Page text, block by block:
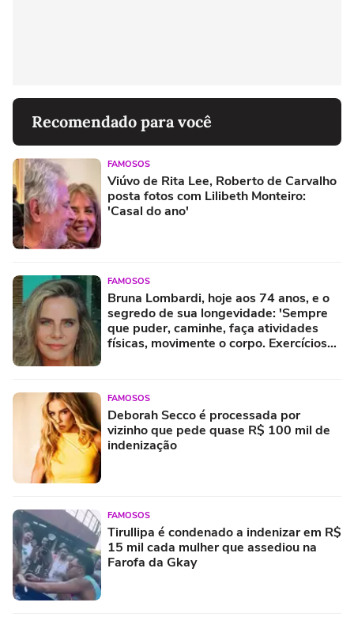
Recomendado para você
FAMOSOS
Viúvo de Rita Lee, Roberto de Carvalho
posta fotos com Lilibeth Monteiro:
'Casal do ano'
FAMOSOS
Bruna Lombardi, hoje aos 74 anos, e o
segredo de sua longevidade: 'Sempre
que puder, caminhe, faça atividades
físicas, movimente o corpo. Exercícios
FAMOSOS
Deborah Secco é processada por
vizinho que pede quase R$ 100 mil de
indenização
FAMOSOS
Tirullipa é condenado a indenizar em R$
15 mil cada mulher que assediou na
Farofa da Gkay